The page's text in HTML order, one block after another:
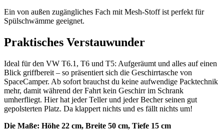
Ein von außen zugängliches Fach mit Mesh-Stoff ist perfekt für
Spülschwämme geeignet.
Praktisches Verstauwunder
Ideal für den VW T6.1, T6 und T5: Aufgeräumt und alles auf einen
Blick griffbereit – so präsentiert sich die Geschirrtasche von
SpaceCamper. Ab sofort brauchst du keine aufwendige Packtechnik
mehr, damit während der Fahrt kein Geschirr im Schrank
umherfliegt. Hier hat jeder Teller und jeder Becher seinen gut
gepolsterten Platz. Da klappert nichts und es fällt nichts um!
Die Maße: Höhe 22 cm, Breite 50 cm, Tiefe 15 cm